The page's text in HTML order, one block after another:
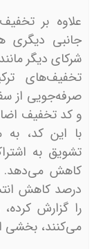
علاوه بر
جانبی دیگری
شرکای دیگر
تخفیف‌های
صرفه‌جویی از
و کد تخفیف
با این کد،
تشویق به
درصد کاهش
را گزارش
می‌کنند، بخشی